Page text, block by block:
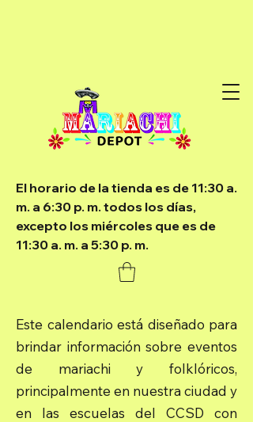
El horario de la tienda es de 11:30 a.
m. a 6:30 p. m. todos los días,
excepto los miércoles que es de
11:30 a. m. a 5:30 p. m.
Este calendario está diseñado para
brindar información sobre eventos
de mariachi y folklóricos,
principalmente en nuestra ciudad y
en las escuelas del CCSD con